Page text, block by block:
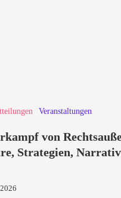
Veranstaltungen
von
Strategien,